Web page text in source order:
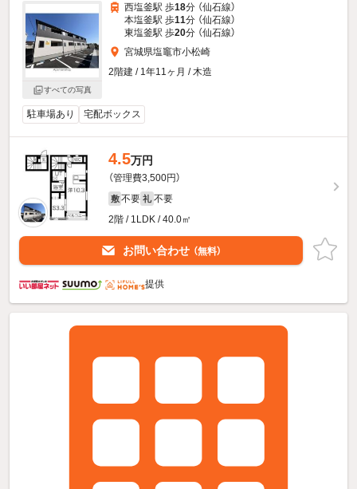
すべての写真
西塩釜駅 歩18分 （仙石線）
本塩釜駅 歩11分 （仙石線）
東塩釜駅 歩20分 （仙石線）
宮城県塩竈市小松崎
2階建 / 1年11ヶ月 / 木造
駐車場あり 宅配ボックス
4.5万円
（管理費3,500円）
敷 不要 礼 不要
2階 / 1LDK / 40.0㎡
お問い合わせ （無料）
提供